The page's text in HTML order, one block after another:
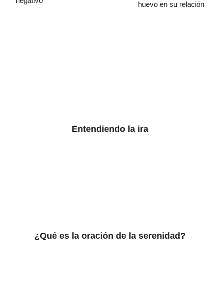
huevo en su relación
Entendiendo la ira
¿Qué es la oración de la serenidad?